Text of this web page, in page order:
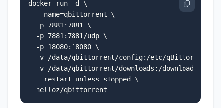
docker run -d \
  --name=qbittorrent \
  -p 7881:7881 \
  -p 7881:7881/udp \
  -p 18080:18080 \
  -v /data/qbittorrent/config:/etc/qBittorrent \
  -v /data/qbittorrent/downloads:/downloads \
  --restart unless-stopped \
  helloz/qbittorrent